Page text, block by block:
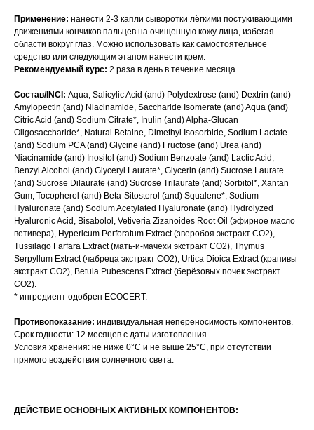
Применение: нанести 2-3 капли сыворотки лёгкими постукивающими
движениями кончиков пальцев на очищенную кожу лица, избегая
области вокруг глаз. Можно использовать как самостоятельное
средство или следующим этапом нанести крем.
Рекомендуемый курс: 2 раза в день в течение месяца
Состав/INCI: Aqua, Salicylic Acid (and) Polydextrose (and) Dextrin (and)
Amylopectin (and) Niacinamide, Saccharide Isomerate (and) Aqua (and)
Citric Acid (and) Sodium Citrate*, Inulin (and) Alpha-Glucan
Oligosaccharide*, Natural Betaine, Dimethyl Isosorbide, Sodium Lactate
(and) Sodium PCA (and) Glycine (and) Fructose (and) Urea (and)
Niacinamide (and) Inositol (and) Sodium Benzoate (and) Lactic Acid,
Benzyl Alcohol (and) Glyceryl Laurate*, Glycerin (and) Sucrose Laurate
(and) Sucrose Dilaurate (and) Sucrose Trilaurate (and) Sorbitol*, Xantan
Gum, Tocopherol (and) Beta-Sitosterol (and) Squalene*, Sodium
Hyaluronate (and) Sodium Acetylated Hyaluronate (and) Hydrolyzed
Hyaluronic Acid, Bisabolol, Vetiveria Zizanoides Root Oil (эфирное масло
ветивера), Hypericum Perforatum Extract (зверобоя экстракт СО2),
Tussilago Farfara Extract (мать-и-мачехи экстракт СО2), Thymus
Serpyllum Extract (чабреца экстракт СО2), Urtica Dioica Extract (крапивы
экстракт СО2), Betula Pubescens Extract (берёзовых почек экстракт
СО2).
* ингредиент одобрен ECOCERT.
Противопоказание: индивидуальная непереносимость компонентов.
Срок годности: 12 месяцев с даты изготовления.
Условия хранения: не ниже 0°С и не выше 25°С, при отсутствии
прямого воздействия солнечного света.
ДЕЙСТВИЕ ОСНОВНЫХ АКТИВНЫХ КОМПОНЕНТОВ: